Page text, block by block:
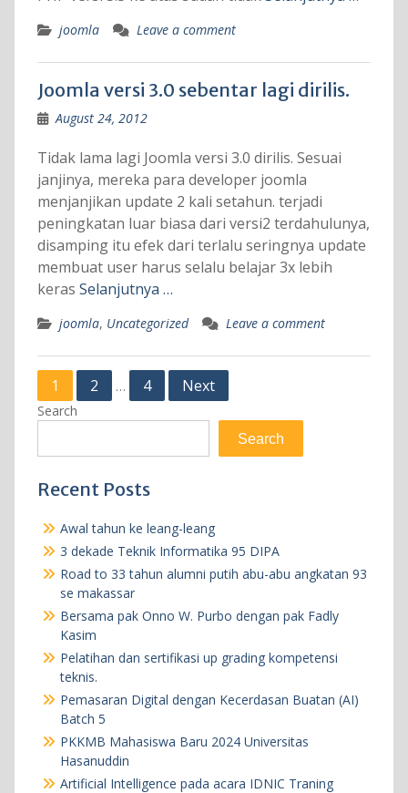
joomla Leave a comment
Joomla versi 3.0 sebentar lagi dirilis.
August 24, 2012
Tidak lama lagi Joomla versi 3.0 dirilis. Sesuai
janjinya, mereka para developer joomla
menjanjikan update 2 kali setahun. terjadi
peningkatan luar biasa dari versi2 terdahulunya,
disamping itu efek dari terlalu seringnya update
membuat user harus selalu belajar 3x lebih
keras Selanjutnya …
joomla, Uncategorized Leave a comment
Posts
pagination
1 2 … 4 Next
Search
Search
Recent Posts
Awal tahun ke leang-leang
3 dekade Teknik Informatika 95 DIPA
Road to 33 tahun alumni putih abu-abu angkatan 93
se makassar
Bersama pak Onno W. Purbo dengan pak Fadly
Kasim
Pelatihan dan sertifikasi up grading kompetensi
teknis.
Pemasaran Digital dengan Kecerdasan Buatan (AI)
Batch 5
PKKMB Mahasiswa Baru 2024 Universitas
Hasanuddin
Artificial Intelligence pada acara IDNIC Traning